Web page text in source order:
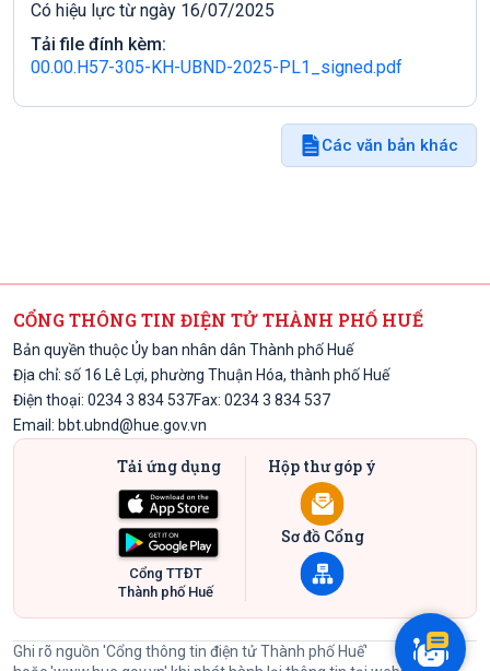
Có hiệu lực từ ngày 16/07/2025
Tải file đính kèm:
00.00.H57-305-KH-UBND-2025-PL1_signed.pdf
Các văn bản khác
CỔNG THÔNG TIN ĐIỆN TỬ THÀNH PHỐ HUẾ
Bản quyền thuộc Ủy ban nhân dân Thành phố Huế
Địa chỉ: số 16 Lê Lợi, phường Thuận Hóa, thành phố Huế
Điện thoại: 0234 3 834 537Fax: 0234 3 834 537
Email: bbt.ubnd@hue.gov.vn
Tải ứng dụng
Cổng TTĐT
Thành phố Huế
Hộp thư góp ý
Sơ đồ Cổng
Ghi rõ nguồn 'Cổng thông tin điện tử Thành phố Huế'